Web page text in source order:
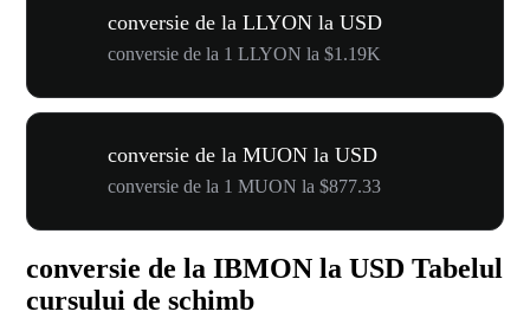
conversie de la LLYON la USD
conversie de la 1 LLYON la $1.19K
conversie de la MUON la USD
conversie de la 1 MUON la $877.33
conversie de la IBMON la USD Tabelul
cursului de schimb